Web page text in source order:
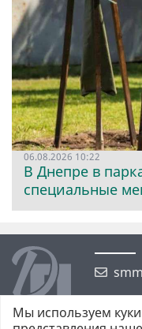
06.08.2026 10:22
В Днепре в
специальные
Мы используем